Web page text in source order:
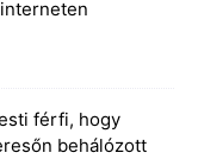
férfi, hogy
behálózott